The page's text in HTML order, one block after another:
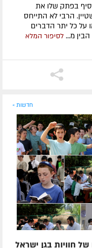
בפתק שלו את
הרבי לא התייחס
על כל יתר הדברים
מ... לסיפור המלא
חדשות »
חוויות בגן ישראל